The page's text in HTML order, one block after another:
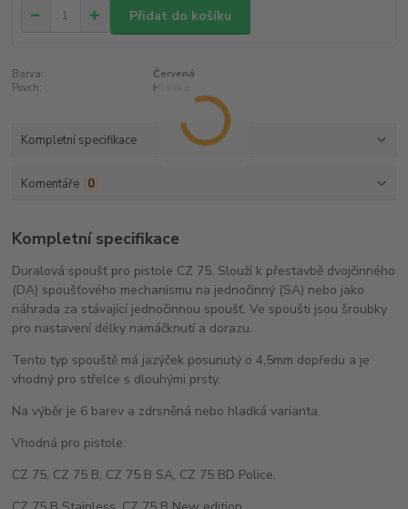
Přidat do košíku
Barva:
Červená
Povch:
Hladká
Kompletní specifikace
Komentáře 0
Kompletní specifikace
Duralová spoušť pro pistole CZ 75. Slouží k přestavbě dvojčinného
(DA) spoušťového mechanismu na jednočinný (SA) nebo jako
náhrada za stávající jednočinnou spoušť. Ve spoušti jsou šroubky
pro nastavení délky namáčknutí a dorazu.
Tento typ spouště má jazýček posunutý o 4,5mm dopředu a je
vhodný pro střelce s dlouhými prsty.
Na výběr je 6 barev a zdrsněná nebo hladká varianta.
Vhodná pro pistole:
CZ 75, CZ 75 B, CZ 75 B SA, CZ 75 BD Police,